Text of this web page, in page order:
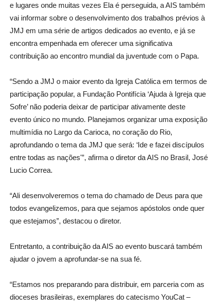
e lugares onde muitas vezes Ela é perseguida, a AIS também
vai informar sobre o desenvolvimento dos trabalhos prévios à
JMJ em uma série de artigos dedicados ao evento, e já se
encontra empenhada em oferecer uma significativa
contribuição ao encontro mundial da juventude com o Papa.
“Sendo a JMJ o maior evento da Igreja Católica em termos de
participação popular, a Fundação Pontifícia ‘Ajuda à Igreja que
Sofre’ não poderia deixar de participar ativamente deste
evento único no mundo. Planejamos organizar uma exposição
multimídia no Largo da Carioca, no coração do Rio,
aprofundando o tema da JMJ que será: ‘Ide e fazei discípulos
entre todas as nações'”, afirma o diretor da AIS no Brasil, José
Lucio Correa.
“Ali desenvolveremos o tema do chamado de Deus para que
todos evangelizemos, para que sejamos apóstolos onde quer
que estejamos”, destacou o diretor.
Entretanto, a contribuição da AIS ao evento buscará também
ajudar o jovem a aprofundar-se na sua fé.
“Estamos nos preparando para distribuir, em parceria com as
dioceses brasileiras, exemplares do catecismo YouCat –